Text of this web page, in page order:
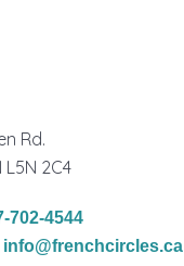
Rd.
L5N 2C4
702-4544
info@frenchcircles.ca